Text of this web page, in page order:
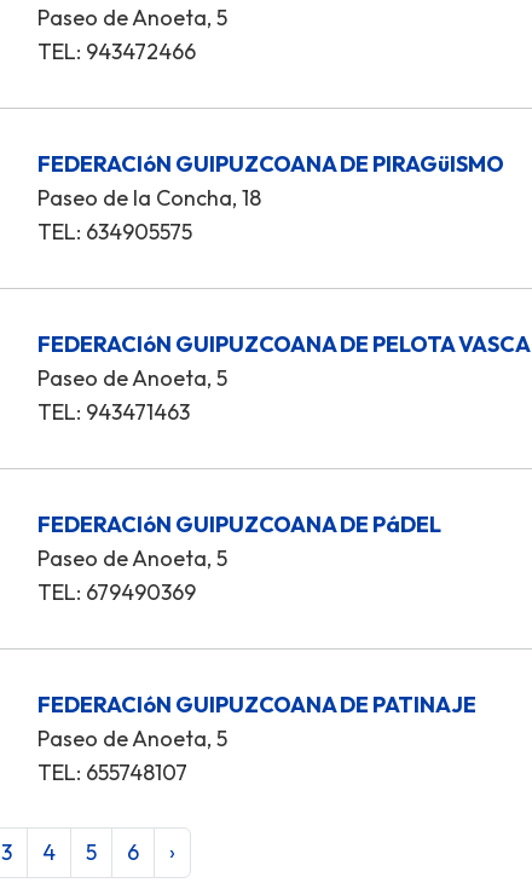
Paseo de Anoeta, 5
TEL: 943472466
FEDERACIóN GUIPUZCOANA DE PIRAGüISMO
Paseo de la Concha, 18
TEL: 634905575
FEDERACIóN GUIPUZCOANA DE PELOTA VASCA
Paseo de Anoeta, 5
TEL: 943471463
FEDERACIóN GUIPUZCOANA DE PáDEL
Paseo de Anoeta, 5
TEL: 679490369
FEDERACIóN GUIPUZCOANA DE PATINAJE
Paseo de Anoeta, 5
TEL: 655748107
3 4 5 6 ›